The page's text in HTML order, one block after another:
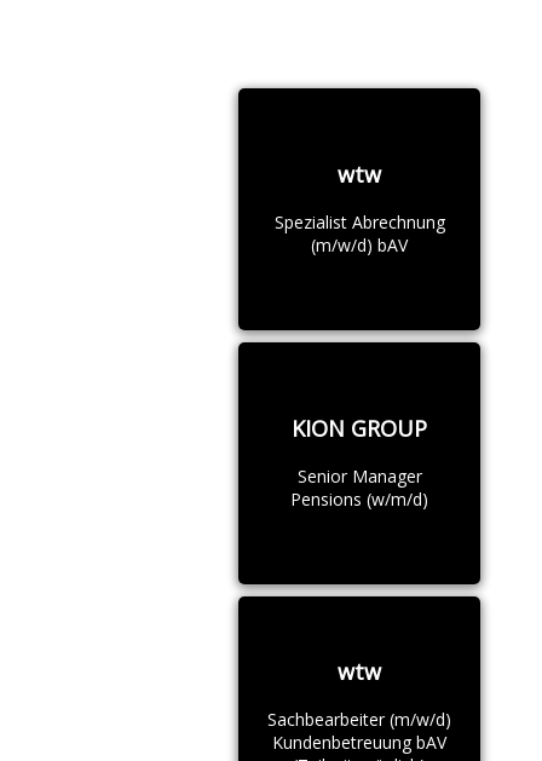
wtw
Spezialist Abrechnung
(m/w/d) bAV
KION GROUP
Senior Manager
Pensions (w/m/d)
wtw
Sachbearbeiter (m/w/d)
Kundenbetreuung bAV